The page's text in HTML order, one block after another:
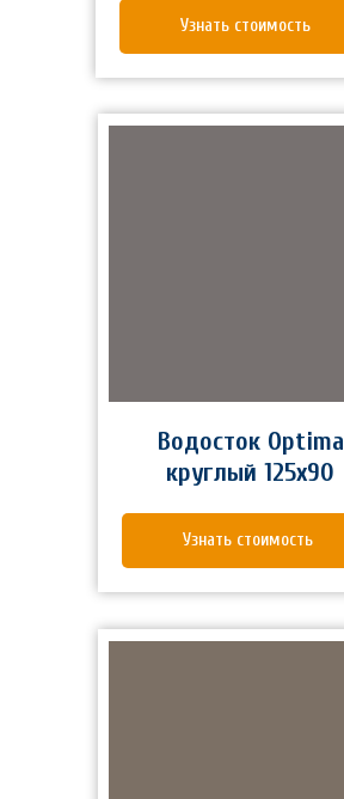
Узнать стоимость
Узнать стоимость
Водосток Optima
круглый 125x90